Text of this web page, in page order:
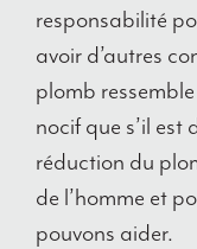
responsabilité
avoir d’autres
plomb
nocif que s’il
réduction du
de l’homme et
pouvons aider.